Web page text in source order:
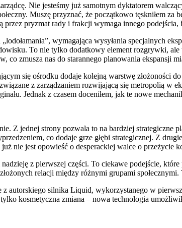
Nie jesteśmy już samotnym dyktatorem
Muszę przyznać, że początkowo tęskniłem za
przez pryzmat rady i frakcji wymaga innego
wymagająca wysyłania specjalnych
To nie tylko dodatkowy element rozgrywki,
co zmusza nas do starannego planowania ekspansji
się ośrodku dodaje kolejną warstwę złożoności
z zarządzaniem rozwijającą się metropolią w
Jednak z czasem doceniłem, jak te nowe
Z jednej strony pozwala to na bardziej strategiczne
co dodaje grze głębi strategicznej. Z
nie jest opowieść o desperackiej walce o przeżycie
z pierwszej części. To ciekawe podejście,
relacji między różnymi grupami społecznymi.
autorskiego silnika Liquid, wykorzystanego w
kosmetyczna zmiana – nowa technologia